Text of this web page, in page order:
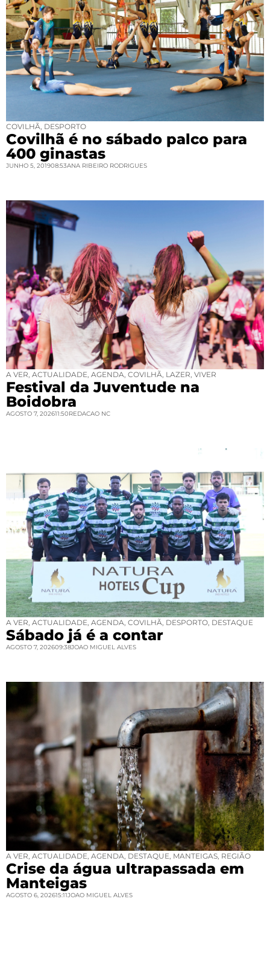
COVILHÃ, DESPORTO
Covilhã é no sábado palco para
400 ginastas
JUNHO 5, 201908:53ANA RIBEIRO RODRIGUES
A VER, ACTUALIDADE, AGENDA, COVILHÃ, LAZER, VIVER
Festival da Juventude na
Boidobra
AGOSTO 7, 202611:50REDACAO NC
A VER, ACTUALIDADE, AGENDA, COVILHÃ, DESPORTO, DESTAQUE
Sábado já é a contar
AGOSTO 7, 202609:38JOAO MIGUEL ALVES
A VER, ACTUALIDADE, AGENDA, DESTAQUE, MANTEIGAS, REGIÃO
Crise da água ultrapassada em
Manteigas
AGOSTO 6, 202615:11JOAO MIGUEL ALVES